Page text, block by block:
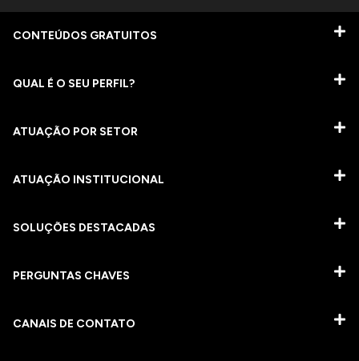
CONTEÚDOS GRATUITOS
QUAL É O SEU PERFIL?
ATUAÇÃO POR SETOR
ATUAÇÃO INSTITUCIONAL
SOLUÇÕES DESTACADAS
PERGUNTAS CHAVES​
CANAIS DE CONTATO